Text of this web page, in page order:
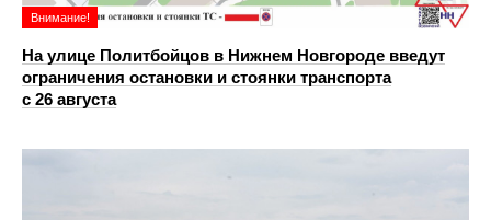
Внимание!
На улице Политбойцов в Нижнем Новгороде введут
ограничения остановки и стоянки транспорта
с 26 августа